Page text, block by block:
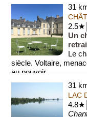
31
Un
Le
siècle. Voltaire,
au pouvoir...
31
LAC